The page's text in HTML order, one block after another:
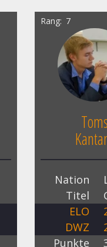
Rang 7
Toms
Nation
Titel
ELO
DWZ
Punkte